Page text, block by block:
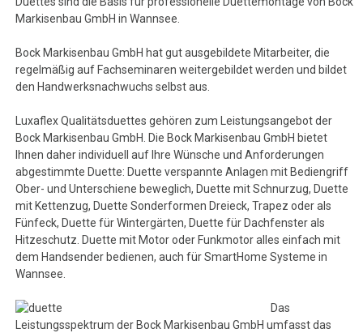
Markisenbau GmbH in Wannsee.
Bock Markisenbau GmbH hat gut ausgebildete Mitarbeiter, die
regelmäßig auf Fachseminaren weitergebildet werden und bildet
den Handwerksnachwuchs selbst aus.
Luxaflex Qualitätsduettes gehören zum Leistungsangebot der
Bock Markisenbau GmbH. Die Bock Markisenbau GmbH bietet
Ihnen daher individuell auf Ihre Wünsche und Anforderungen
abgestimmte Duette: Duette verspannte Anlagen mit Bediengriff
Ober- und Unterschiene beweglich, Duette mit Schnurzug, Duette
mit Kettenzug, Duette Sonderformen Dreieck, Trapez oder als
Fünfeck, Duette für Wintergärten, Duette für Dachfenster als
Hitzeschutz. Duette mit Motor oder Funkmotor alles einfach mit
dem Handsender bedienen, auch für SmartHome Systeme in
Wannsee.
Das
Leistungsspektrum der Bock Markisenbau GmbH umfasst das